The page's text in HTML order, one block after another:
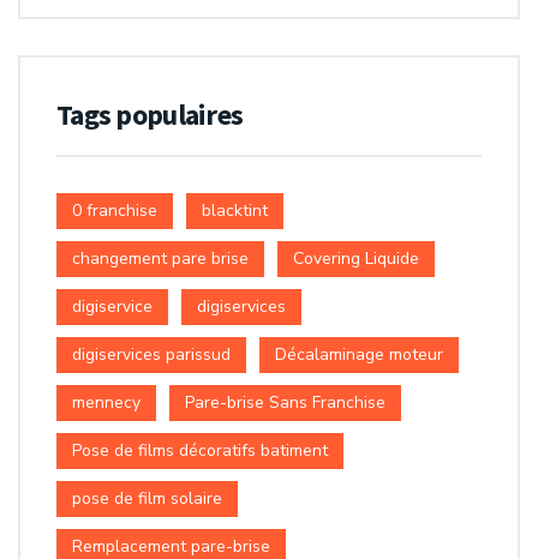
Tags populaires
0 franchise blacktint
changement pare brise Covering Liquide
digiservice digiservices
digiservices parissud Décalaminage moteur
mennecy Pare-brise Sans Franchise
Pose de films décoratifs batiment
pose de film solaire
Remplacement pare-brise